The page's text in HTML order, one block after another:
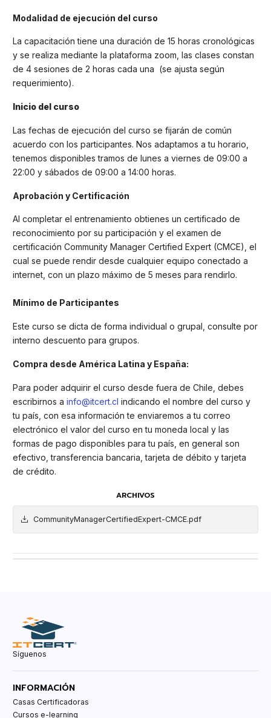
Modalidad de ejecución del curso
La capacitación tiene una duración de 15 horas cronológicas
y se realiza mediante la plataforma zoom, las clases constan
de 4 sesiones de 2 horas cada una (se ajusta según
requerimiento).
Inicio del curso
Las fechas de ejecución del curso se fijarán de común
acuerdo con los participantes. Nos adaptamos a tu horario,
tenemos disponibles tramos de lunes a viernes de 09:00 a
22:00 y sábados de 09:00 a 14:00 horas.
Aprobación y Certificación
Al completar el entrenamiento obtienes un certificado de
reconocimiento por su participación y el examen de
certificación Community Manager Certified Expert (CMCE), el
cual se puede rendir desde cualquier equipo conectado a
internet, con un plazo máximo de 5 meses para rendirlo.
Mínimo de Participantes
Este curso se dicta de forma individual o grupal, consulte por
interno descuento para grupos.
Compra desde América Latina y España:
Para poder adquirir el curso desde fuera de Chile, debes
escribirnos a info@itcert.cl indicando el nombre del curso y
tu país, con esa información te enviaremos a tu correo
electrónico el valor del curso en tu moneda local y las
formas de pago disponibles para tu país, en general son
efectivo, transferencia bancaria, tarjeta de débito y tarjeta
de crédito.
ARCHIVOS
CommunityManagerCertifiedExpert-CMCE.pdf
Síguenos
INFORMACIÓN
Casas Certificadoras
Cursos e-learning